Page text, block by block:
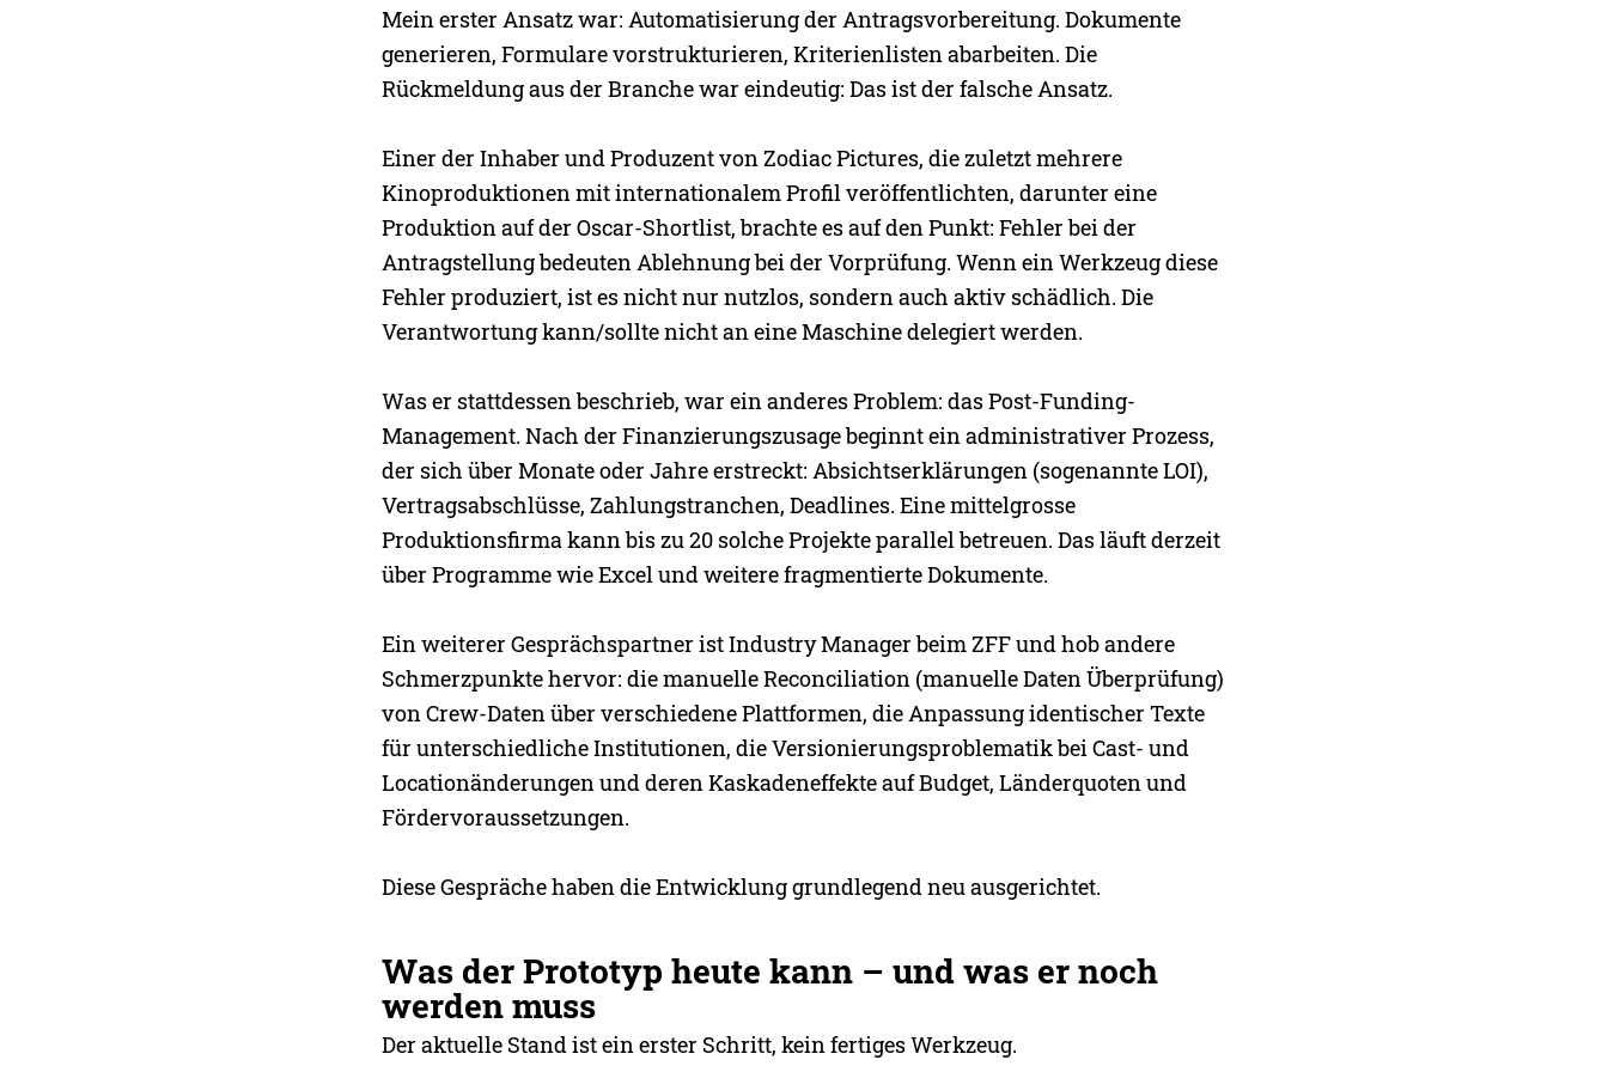
Mein erster Ansatz war: Automatisierung der Antragsvorbereitung. Dokumente
generieren, Formulare vorstrukturieren, Kriterienlisten abarbeiten. Die
Rückmeldung aus der Branche war eindeutig: Das ist der falsche Ansatz.
Einer der Inhaber und Produzent von Zodiac Pictures, die zuletzt mehrere
Kinoproduktionen mit internationalem Profil veröffentlichten, darunter eine
Produktion auf der Oscar-Shortlist, brachte es auf den Punkt: Fehler bei der
Antragstellung bedeuten Ablehnung bei der Vorprüfung. Wenn ein Werkzeug diese
Fehler produziert, ist es nicht nur nutzlos, sondern auch aktiv schädlich. Die
Verantwortung kann/sollte nicht an eine Maschine delegiert werden.
Was er stattdessen beschrieb, war ein anderes Problem: das Post-Funding-
Management. Nach der Finanzierungszusage beginnt ein administrativer Prozess,
der sich über Monate oder Jahre erstreckt: Absichtserklärungen (sogenannte LOI),
Vertragsabschlüsse, Zahlungstranchen, Deadlines. Eine mittelgrosse
Produktionsfirma kann bis zu 20 solche Projekte parallel betreuen. Das läuft derzeit
über Programme wie Excel und weitere fragmentierte Dokumente.
Ein weiterer Gesprächspartner ist Industry Manager beim ZFF und hob andere
Schmerzpunkte hervor: die manuelle Reconciliation (manuelle Daten Überprüfung)
von Crew-Daten über verschiedene Plattformen, die Anpassung identischer Texte
für unterschiedliche Institutionen, die Versionierungsproblematik bei Cast- und
Locationänderungen und deren Kaskadeneffekte auf Budget, Länderquoten und
Fördervoraussetzungen.
Diese Gespräche haben die Entwicklung grundlegend neu ausgerichtet.
Was der Prototyp heute kann – und was er noch
werden muss
Der aktuelle Stand ist ein erster Schritt, kein fertiges Werkzeug.